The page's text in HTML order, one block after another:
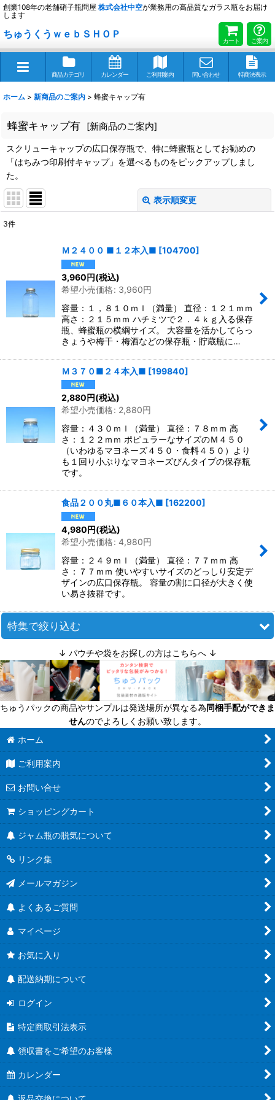
創業108年の老舗硝子瓶問屋 株式会社中空が業務用の高品質なガラス瓶をお届け
します
ちゅうくうｗｅｂＳＨＯＰ
カート ご案内
商品カテゴリ カレンダー ご利用案内 問い合わせ 特商法表示
ホーム > 新商品のご案内 > 蜂蜜キャップ有
蜂蜜キャップ有 [新商品のご案内]
スクリューキャップの広口保存瓶で、特に蜂蜜瓶としてお勧めの
「はちみつ印刷付キャップ」を選べるものをピックアップしまし
た。
表示順変更
3件
Ｍ２４００ ■１２本入■ [104700]
3,960円(税込)
希望小売価格: 3,960円
容量：１，８１０ｍｌ（満量） 直径：１２１ｍｍ
高さ：２１５ｍｍ ハチミツで２．４ｋｇ入る保存
瓶、蜂蜜瓶の横綱サイズ。 大容量を活かしてらっ
きょうや梅干・梅酒などの保存瓶・貯蔵瓶に…
Ｍ３７０■２４本入■ [199840]
2,880円(税込)
希望小売価格: 2,880円
容量：４３０ｍｌ（満量） 直径：７８ｍｍ 高
さ：１２２ｍｍ ポピュラーなサイズのＭ４５０
（いわゆるマヨネーズ４５０・食料４５０）より
も１回り小ぶりなマヨネーズびんタイプの保存瓶
です。
食品２００丸■６０本入■ [162200]
4,980円(税込)
希望小売価格: 4,980円
容量：２４９ｍｌ（満量） 直径：７７ｍｍ 高
さ：７７ｍｍ 使いやすいサイズのどっしり安定デ
ザインの広口保存瓶。 容量の割に口径が大きく使
い易さ抜群です。
特集で絞り込む
迷ったら定番商品！
送料無料商品
超軽量瓶
六角びん
八角びん
角びん全て
マヨネーズびん
お酒のテイクアウト容器
人気のハーバリウム瓶
蜂蜜キャップ有
結婚式にお勧め！
ユニバーサルデザイン
Ｔ４３ツイスト
Ｔ４８ツイスト
Ｔ５３ツイスト
↓ パウチや袋をお探しの方はこちらへ ↓
ちゅうパックの商品やサンプルは発送場所が異なる為同梱手配ができま
せんのでよろしくお願い致します。
ホーム
ご利用案内
お問い合せ
ショッピングカート
ジャム瓶の脱気について
リンク集
メールマガジン
よくあるご質問
マイページ
お気に入り
配送納期について
ログイン
特定商取引法表示
領収書をご希望のお客様
カレンダー